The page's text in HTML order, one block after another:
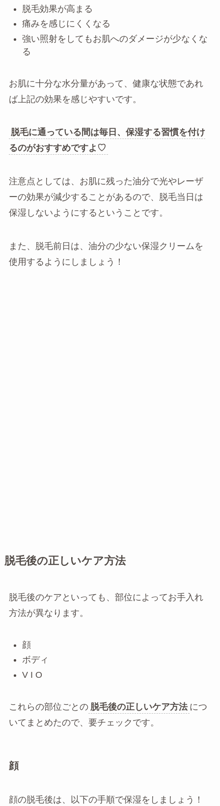
脱毛効果が高まる
痛みを感じにくくなる
強い照射をしてもお肌へのダメージが少なくな
る
お肌に十分な水分量があって、健康な状態であれ
ば上記の効果を感じやすいです。
脱毛に通っている間は毎日、保湿する習慣を付け
るのがおすすめですよ♡
注意点としては、お肌に残った油分で光やレーザ
ーの効果が減少することがあるので、脱毛当日は
保湿しないようにするということです。
また、脱毛前日は、油分の少ない保湿クリームを
使用するようにしましょう！
脱毛後の正しいケア方法
脱毛後のケアといっても、部位によってお手入れ
方法が異なります。
顔
ボディ
V I O
これらの部位ごとの 脱毛後の正しいケア方法 につ
いてまとめたので、要チェックです。
顔
顔の脱毛後は、以下の手順で保湿をしましょう！